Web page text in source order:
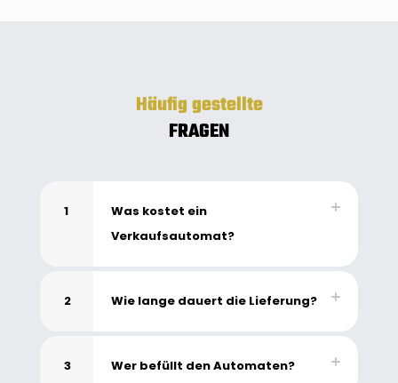
Häufig gestellte
FRAGEN
1
Was kostet ein
Verkaufsautomat?
2 Wie lange dauert die Lieferung?
3 Wer befüllt den Automaten?